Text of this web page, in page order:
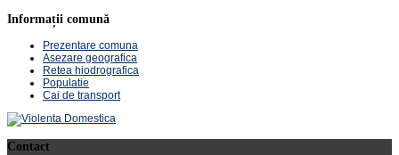
Informații comună
Prezentare comuna
Asezare geografica
Retea hiodrografica
Populatie
Cai de transport
Contact